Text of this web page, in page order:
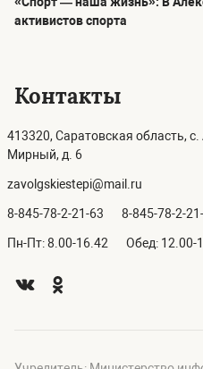
активистов спорта
Контакты
413320, Саратовская область,
Мирный, д. 6
zavolgskiestepi@mail.ru
8-845-78-2-21-63 8-845-78-2-
Пн-Пт: 8.00-16.42 Обед: 12.00-